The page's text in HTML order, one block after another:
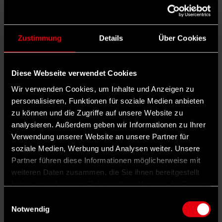
Zustimmung Details Über Cookies
Diese Webseite verwendet Cookies
Wir verwenden Cookies, um Inhalte und Anzeigen zu
personalisieren, Funktionen für soziale Medien anbieten
zu können und die Zugriffe auf unsere Website zu
analysieren. Außerdem geben wir Informationen zu Ihrer
Verwendung unserer Website an unsere Partner für
soziale Medien, Werbung und Analysen weiter. Unsere
Partner führen diese Informationen möglicherweise mit
weiteren Daten zusammen, die Sie ihnen bereitgestellt
haben oder die sie im Rahmen Ihrer Nutzung der Dienste
Notwendig
Arbeitnehmer*innen mit einem Brutto-
Verdienst bis 2000 Euro ein Mobilitätsgeld in
Höhe von 50 Euro erhalten. Bei einem
Verdienst von 2001 bis 3000 Euro wären es
Bei Sozialverbänden wie Gewerkschaften
stößt der Vorstoß jedoch bereits auf große
Zustimmung. „Ein Mobilitätsgeld als
monatlicher unbürokratischer Zuschuss für
nicht wohlhabende Menschen wäre eine
echte Hilfe für die, die unter den aktuellen
sachgerechter als Geldgeschenke mit der